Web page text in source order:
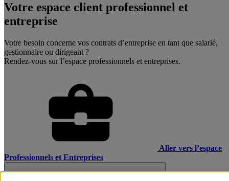
Votre espace client professionnel et
entreprise
Votre besoin concerne vos contrats d’entreprise en tant que salarié,
gestionnaire ou dirigeant ?
Rendez-vous sur l’espace professionnels et entreprises.
Aller vers l’espace
Professionnels et Entreprises